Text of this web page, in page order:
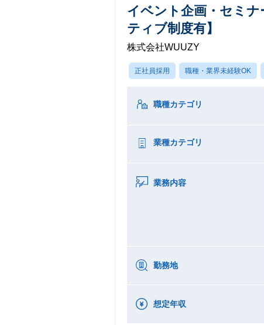
イベント企画・セミナ
ティブ制度有】
株式会社WUUZY
正社員採用 職種・業界未経験OK
職種カテゴリ
業種カテゴリ
業務内容
勤務地
想定年収